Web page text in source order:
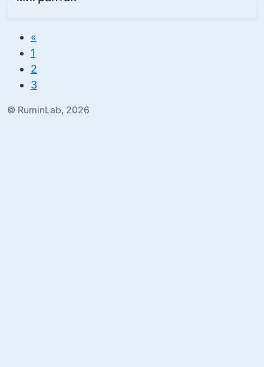
«
1
2
3
© RuminLab, 2026